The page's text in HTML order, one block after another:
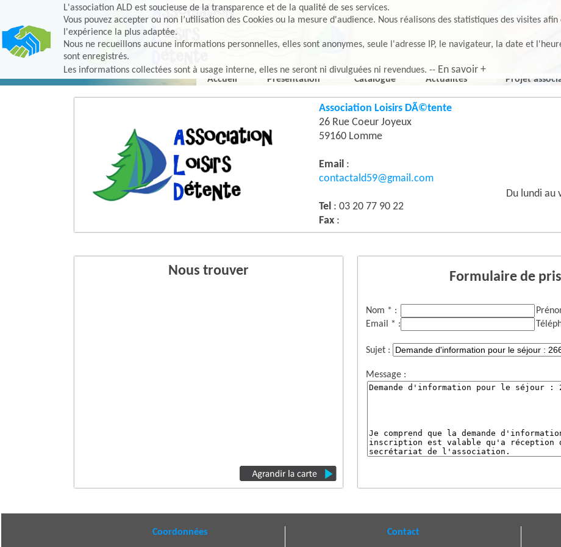
L'association ALD est soucieuse de la transparence et de la qualité de ses services.
Vous pouvez accepter ou non l’utilisation des Cookies ou la mesure d'audience. Nous réalisons des statistiques des visites
l'expérience la plus adaptée.
Nous ne recueillons aucune informations personnelles, elles sont anonymes, seule l'adresse IP, le navigateur, la date et
sont enregistrés.
Les informations collectées sont à usage interne, elles ne seront ni divulguées ni revendues. -- En savoir +
Accueil Présentation Catalogue Actualités Projet
Association Loisirs DÃ©tente
26 Rue Coeur Joyeux
59160 Lomme
Email :
contactald59@gmail.com
Tel : 03 20 77 90 22
Fax :
Du lundi au
Nous trouver Formulaire de
Nom * :
Email * :
Sujet :
Message :
Coordonnées Contact